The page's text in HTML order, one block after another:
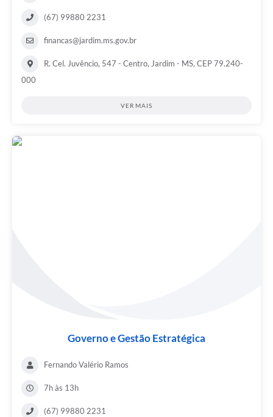
(67) 99880 2231
financas@jardim.ms.gov.br
R. Cel. Juvêncio, 547 - Centro, Jardim - MS, CEP 79.240-
000
VER MAIS
Governo e Gestão Estratégica
Fernando Valério Ramos
7h às 13h
(67) 99880 2231